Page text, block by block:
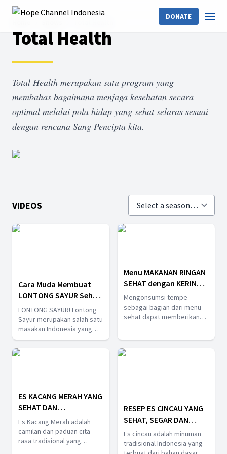
DONATE
Total Health
Total Health merupakan satu program yang
membahas bagaimana menjaga kesehatan secara
optimal melalui pola hidup yang sehat selaras sesuai
dengan rencana Sang Pencipta kita.
VIDEOS
Cara Muda Membuat
LONTONG SAYUR Sehat
yang Praktis dan
Mengenyangkan!
LONTONG SAYUR! Lontong
Sayur merupakan salah satu
masakan Indonesia yang
begitu terkenal. Masakan
Lontong Sayur adalah
hidangan yang terdiri dari
rasa. Hidangan ini rendah
lemak dan kaya serat
sayuran segar.
Menu MAKANAN RINGAN
SEHAT dengan KERING
TEMPE!
Mengonsumsi tempe
sebagai bagian dari menu
sehat dapat memberikan
tinggi, rendah lemak,
fosfor, dan vitamin B
kompleks. Berikut ini adalah
resep Tempe Kering yang
mudah dan sehat untuk
kamu coba di rumah:
ES KACANG MERAH YANG
SEHAT DAN
MENYEGARKAN | Resep
Menu Sehat
Es Kacang Merah adalah
camilan dan paduan cita
rasa tradisional yang
RESEP ES CINCAU YANG
SEHAT, SEGAR DAN
BERGIZI! | Resep Menu
Sehat
Es cincau adalah minuman
tradisional Indonesia yang